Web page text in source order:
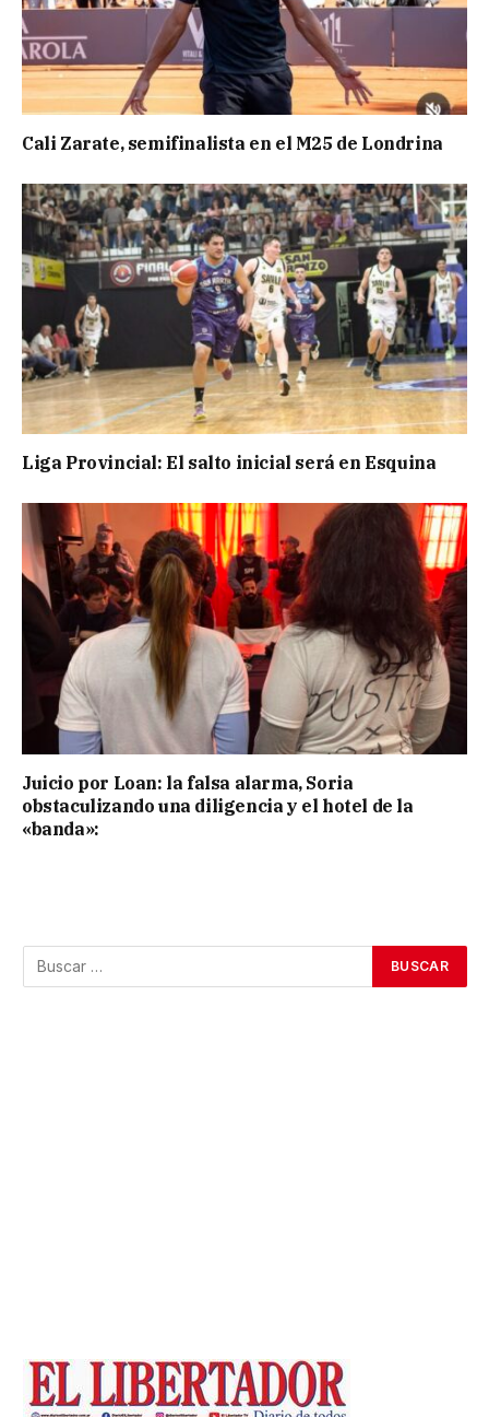
Cali Zarate, semifinalista en el M25 de Londrina
Liga Provincial: El salto inicial será en Esquina
Juicio por Loan: la falsa alarma, Soria
obstaculizando una diligencia y el hotel de la
«banda»: